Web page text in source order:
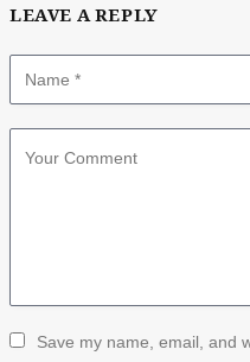
LEAVE A REPLY
Save my name, email, and